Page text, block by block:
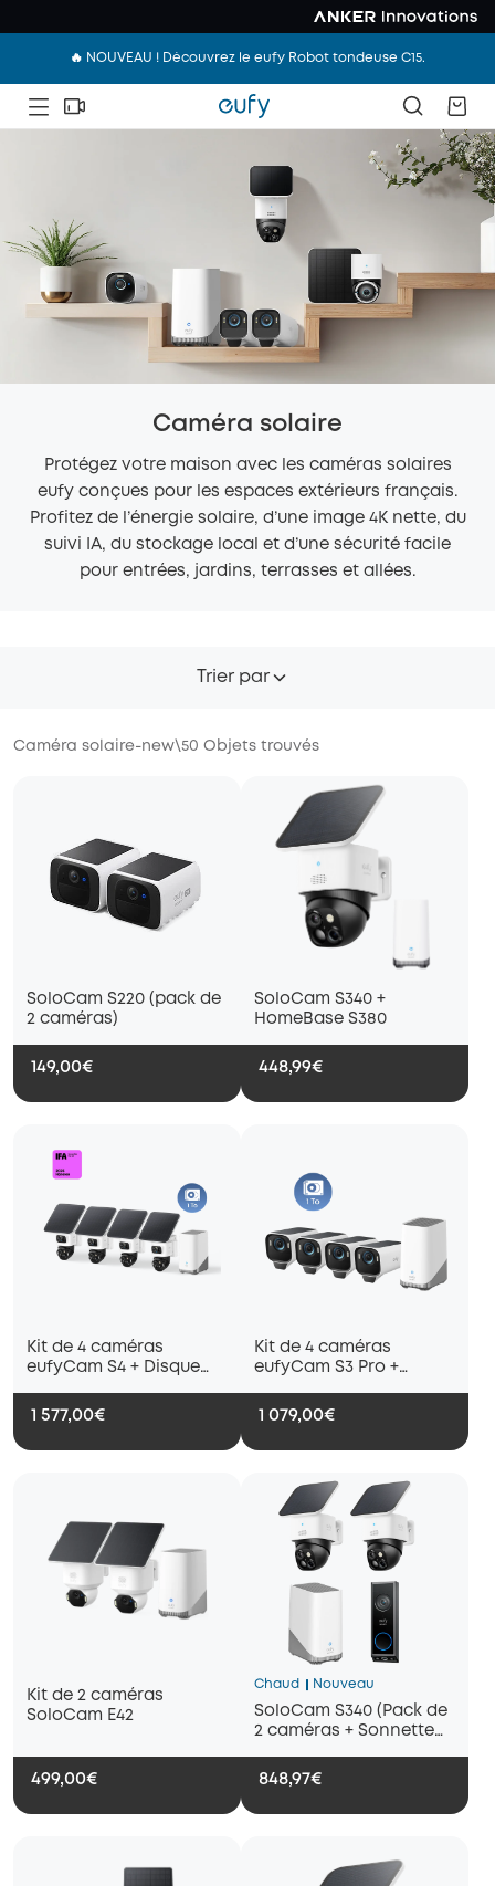
🔥 NOUVEAU ! Découvrez le eufy Robot tondeuse C15.
Caméra solaire
Protégez votre maison avec les caméras solaires
eufy conçues pour les espaces extérieurs français.
Profitez de l’énergie solaire, d’une image 4K nette, du
suivi IA, du stockage local et d’une sécurité facile
pour entrées, jardins, terrasses et allées.
Trier par
Caméra solaire-new\50 Objets trouvés
SoloCam S220 (pack de
2 caméras)
149,00€
SoloCam S340 +
HomeBase S380
448,99€
Kit de 4 caméras
eufyCam S4 + Disque
1 577,00€
Kit de 4 caméras
eufyCam S3 Pro +
1 079,00€
Kit de 2 caméras
SoloCam E42
499,00€
Chaud Nouveau
SoloCam S340 (Pack de
2 caméras + Sonnette
3)
848,97€